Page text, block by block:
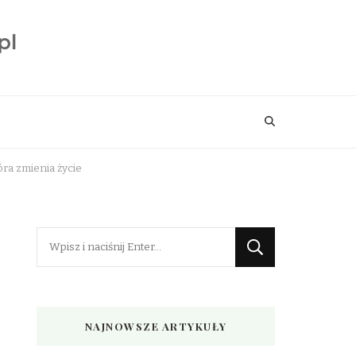
zmienia życie
NAJNOWSZE ARTYKUŁY